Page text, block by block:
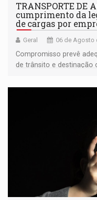
TRANSPORTE DE
cumprimento da
de cargas por
Geral 06 de Agosto
Compromisso prevê
de trânsito e destinação